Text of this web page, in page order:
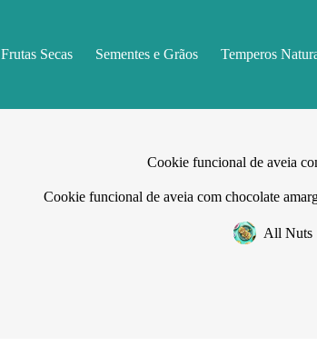
Frutas Secas Sementes e Grãos Temperos
Cookie funcional de aveia
Cookie funcional de aveia com chocolate
All Nuts